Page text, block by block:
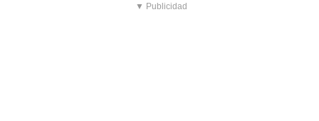
▼ Publicidad